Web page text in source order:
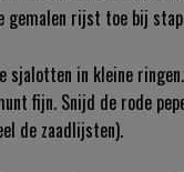
gemalen rijst toe bij
sjalotten in kleine
fijn. Snijd de rode
de zaadlijsten).